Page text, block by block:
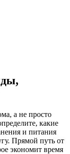
а не просто
какие
и питания
Прямой путь от
экономит время